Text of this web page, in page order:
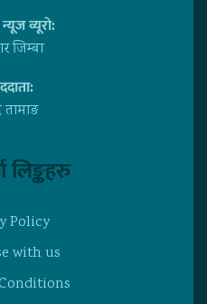
व्यूराे:
जिम्बा
तामाङ
लिङ्कहरु
Policy
with us